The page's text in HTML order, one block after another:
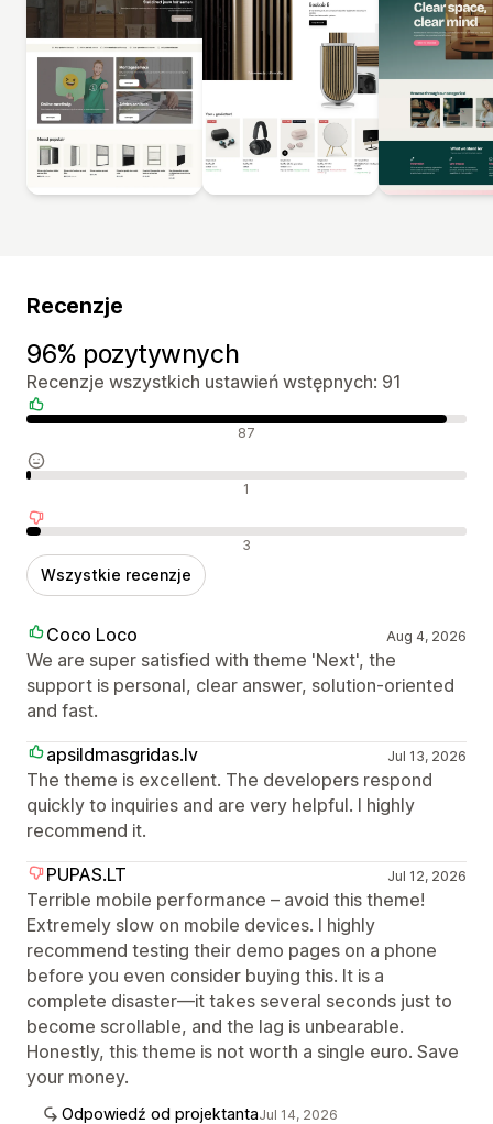
Recenzje
96% pozytywnych
Recenzje wszystkich ustawień wstępnych: 91
Pozytywne recenzje 87
Neutralne recenzje 1
Negatywne recenzje 3
Wszystkie recenzje
Coco Loco Aug 4, 2026
We are super satisfied with theme 'Next', the
support is personal, clear answer, solution-oriented
and fast.
apsildmasgridas.lv
Jul 13, 2026
The theme is excellent. The developers respond
quickly to inquiries and are very helpful. I highly
recommend it.
PUPAS.LT
Jul 12, 2026
Terrible mobile performance – avoid this theme!
Extremely slow on mobile devices. I highly
recommend testing their demo pages on a phone
before you even consider buying this. It is a
complete disaster—it takes several seconds just to
become scrollable, and the lag is unbearable.
Honestly, this theme is not worth a single euro. Save
your money.
Odpowiedź od projektantaJul 14, 2026